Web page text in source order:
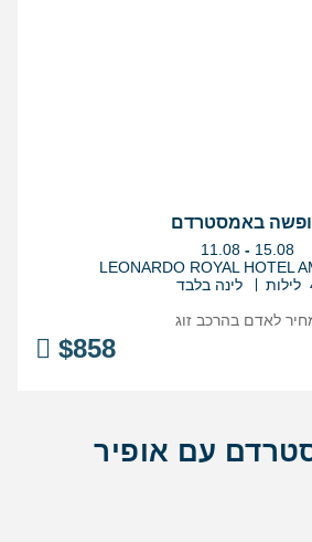
באמסטרדם
בין
התאריכים,
11.08 - 15.08
LEONARDO ROYAL HOTEL
לינה בלבד
$858
לאדם בהרכב זוג
עם אופיר